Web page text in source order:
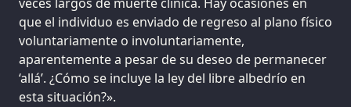
que el individuo es enviado de regreso al plano físico
voluntariamente o involuntariamente,
aparentemente a pesar de su deseo de permanecer
‘allá’. ¿Cómo se incluye la ley del libre albedrío en
esta situación?».